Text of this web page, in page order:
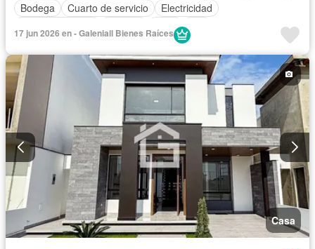
Bodega
Cuarto de servicio
Electricidad
Patio
Parcialmente amoblado
17 jun 2026 en - Galeniall Bienes Raíces
Casa